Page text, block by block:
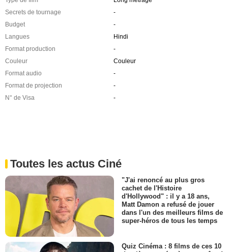
Secrets de tournage
-
Budget
-
Langues
Hindi
Format production
-
Couleur
Couleur
Format audio
-
Format de projection
-
N° de Visa
-
Toutes les actus Ciné
"J'ai renoncé au plus gros
cachet de l'Histoire
d'Hollywood" : il y a 18 ans,
Matt Damon a refusé de jouer
dans l'un des meilleurs films de
super-héros de tous les temps
Quiz Cinéma : 8 films de ces 10